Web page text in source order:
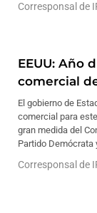
Corresponsal de
EEUU: Año
comercial
El gobierno de
comercial para
gran medida del
Partido Demócrata
Corresponsal de